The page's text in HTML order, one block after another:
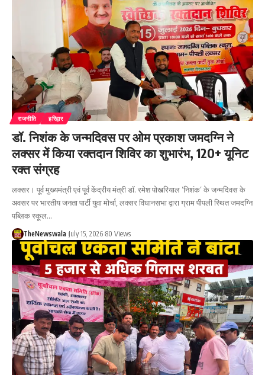
राजनीति हरिद्वार
डॉ. निशंक के जन्मदिवस पर ओम प्रकाश जमदग्नि ने
लक्सर में किया रक्तदान शिविर का शुभारंभ, 120+ यूनिट
रक्त संग्रह
लक्सर। पूर्व मुख्यमंत्री एवं पूर्व केंद्रीय मंत्री डॉ. रमेश पोखरियाल ‘निशंक’ के जन्मदिवस के
अवसर पर भारतीय जनता पार्टी युवा मोर्चा, लक्सर विधानसभा द्वारा ग्राम पीपली स्थित जमदग्नि
पब्लिक स्कूल…
TheNewswala July 15, 2026 80 Views